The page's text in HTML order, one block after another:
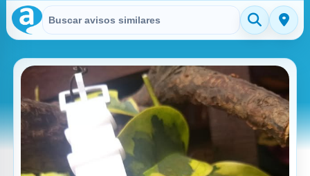
Buscar en Avisitos